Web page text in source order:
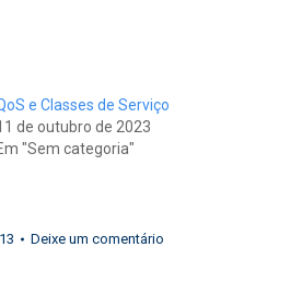
e Classes de Serviço
de outubro de 2023
"Sem categoria"
Deixe um comentário